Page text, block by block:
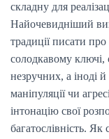
складну для
Найочевидніший
традиції писати
солодкавому
незручних, а іноді
маніпуляції чи
інтонацію свої
багатослівність. Як